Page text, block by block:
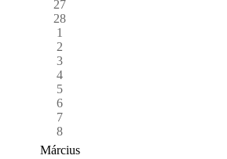
27
28
1
2
3
4
5
6
7
8
Március